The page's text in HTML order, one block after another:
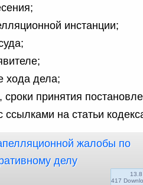
инстанции;
хода дела;
принятия
ссылками на статьи
жалобы по
делу
417